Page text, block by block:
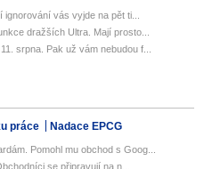
vás vyjde na pět ti...
dražších Ultra. Mají prosto...
srpna. Pak už vám nebudou f...
práce Nadace EPCG
Pomohl mu obchod s Goog...
se připravují na n...